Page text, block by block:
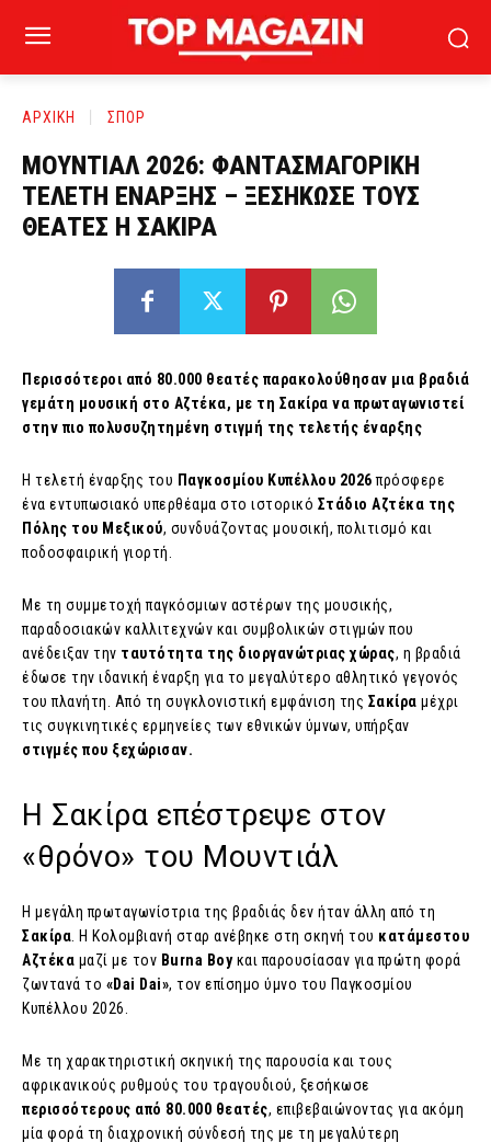
ΑΡΧΙΚΗ ΣΠΟΡ
ΜΟΥΝΤΙΑΛ 2026: ΦΑΝΤΑΣΜΑΓΟΡΙΚΗ
ΤΕΛΕΤΗ ΕΝΑΡΞΗΣ – ΞΕΣΗΚΩΣΕ ΤΟΥΣ
ΘΕΑΤΕΣ Η ΣΑΚΙΡΑ
Περισσότεροι από 80.000 θεατές παρακολούθησαν μια βραδιά
γεμάτη μουσική στο Αζτέκα, με τη Σακίρα να πρωταγωνιστεί
στην πιο πολυσυζητημένη στιγμή της τελετής έναρξης
Η τελετή έναρξης του Παγκοσμίου Κυπέλλου 2026πρόσφερε
ένα εντυπωσιακό υπερθέαμα στο ιστορικό Στάδιο Αζτέκα της
Πόλης του Μεξικού, συνδυάζοντας μουσική, πολιτισμό και
ποδοσφαιρική γιορτή.
Με τη συμμετοχή παγκόσμιων αστέρων της μουσικής,
παραδοσιακών καλλιτεχνών και συμβολικών στιγμών που
ανέδειξαν την ταυτότητα της διοργανώτριας χώρας, η βραδιά
έδωσε την ιδανική έναρξη για το μεγαλύτερο αθλητικό γεγονός
του πλανήτη. Από τη συγκλονιστική εμφάνιση της Σακίρα μέχρι
τις συγκινητικές ερμηνείες των εθνικών ύμνων, υπήρξαν
στιγμές που ξεχώρισαν.
Η Σακίρα επέστρεψε στον
«θρόνο» του Μουντιάλ
Η μεγάλη πρωταγωνίστρια της βραδιάς δεν ήταν άλλη από τη
Σακίρα. Η Κολομβιανή σταρ ανέβηκε στη σκηνή του κατάμεστου
Αζτέκα μαζί με τον Burna Boyκαι παρουσίασαν για πρώτη φορά
ζωντανά το «Dai Dai», τον επίσημο ύμνο του Παγκοσμίου
Κυπέλλου 2026.
Με τη χαρακτηριστική σκηνική της παρουσία και τους
αφρικανικούς ρυθμούς του τραγουδιού, ξεσήκωσε
περισσότερους από 80.000 θεατές, επιβεβαιώνοντας για ακόμη
μία φορά τη διαχρονική σύνδεσή της με τη μεγαλύτερη